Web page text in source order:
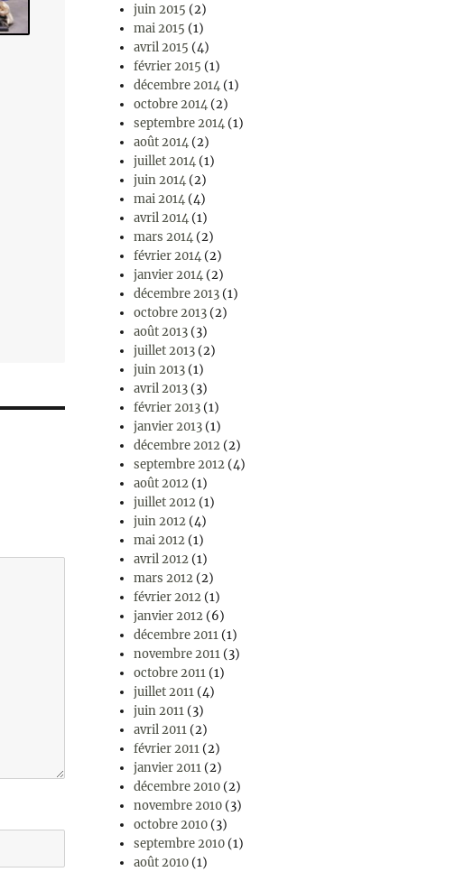
juin 2015 (2)
mai 2015 (1)
avril 2015 (4)
février 2015 (1)
décembre 2014 (1)
octobre 2014 (2)
septembre 2014 (1)
août 2014 (2)
juillet 2014 (1)
juin 2014 (2)
mai 2014 (4)
avril 2014 (1)
mars 2014 (2)
février 2014 (2)
janvier 2014 (2)
décembre 2013 (1)
octobre 2013 (2)
août 2013 (3)
juillet 2013 (2)
juin 2013 (1)
avril 2013 (3)
février 2013 (1)
janvier 2013 (1)
décembre 2012 (2)
septembre 2012 (4)
août 2012 (1)
juillet 2012 (1)
juin 2012 (4)
mai 2012 (1)
avril 2012 (1)
mars 2012 (2)
février 2012 (1)
janvier 2012 (6)
décembre 2011 (1)
novembre 2011 (3)
octobre 2011 (1)
juillet 2011 (4)
juin 2011 (3)
avril 2011 (2)
février 2011 (2)
janvier 2011 (2)
décembre 2010 (2)
novembre 2010 (3)
octobre 2010 (3)
septembre 2010 (1)
août 2010 (1)